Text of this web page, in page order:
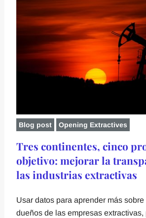
Blog post Opening Extractives
Tres continentes, cinco
objetivo: mejorar la
las industrias extractivas
Usar datos para aprender más
dueños de las empresas extractivas,